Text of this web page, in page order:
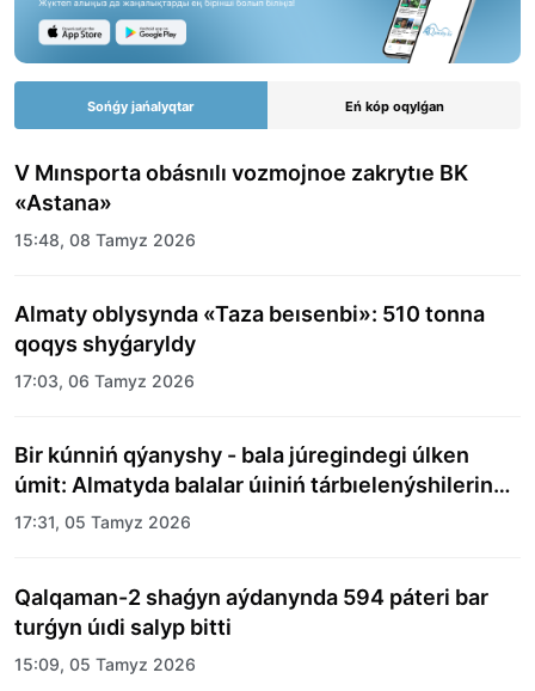
Sońǵy jańalyqtar Eń kóp oqylǵan
V Mınsporta obásnılı vozmojnoe zakrytıe BK
«Astana»
15:48, 08 Tamyz 2026
Almaty oblysynda «Taza beısenbi»: 510 tonna
qoqys shyǵaryldy
17:03, 06 Tamyz 2026
Bir kúnniń qýanyshy - bala júregindegi úlken
úmit: Almatyda balalar úıiniń tárbıelenýshilerine
merekelik kún uıymdastyryldy
17:31, 05 Tamyz 2026
Qalqaman-2 shaǵyn aýdanynda 594 páteri bar
turǵyn úıdi salyp bitti
15:09, 05 Tamyz 2026